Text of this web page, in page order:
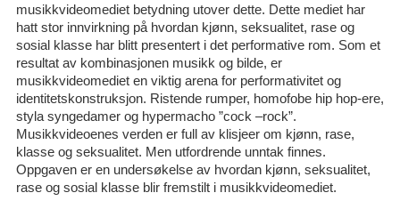
musikkvideomediet betydning utover dette. Dette mediet har
hatt stor innvirkning på hvordan kjønn, seksualitet, rase og
sosial klasse har blitt presentert i det performative rom. Som et
resultat av kombinasjonen musikk og bilde, er
musikkvideomediet en viktig arena for performativitet og
identitetskonstruksjon. Ristende rumper, homofobe hip hop-ere,
styla syngedamer og hypermacho ”cock –rock”.
Musikkvideoenes verden er full av klisjeer om kjønn, rase,
klasse og seksualitet. Men utfordrende unntak finnes.
Oppgaven er en undersøkelse av hvordan kjønn, seksualitet,
rase og sosial klasse blir fremstilt i musikkvideomediet.